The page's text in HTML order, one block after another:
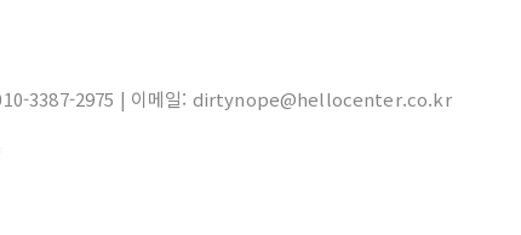
3387-2975 | 이메일: dirtynope@hellocenter.co.kr